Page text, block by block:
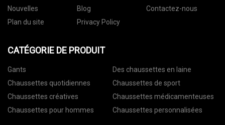
Nouvelles
Blog
Contactez-nous
Plan du site
Privacy Policy
CATÉGORIE DE PRODUIT
Gants
Des chaussettes en laine
Chaussettes quotidiennes
Chaussettes de sport
Chaussettes créatives
Chaussettes médicamenteuses
Chaussettes pour hommes
Chaussettes personnalisées